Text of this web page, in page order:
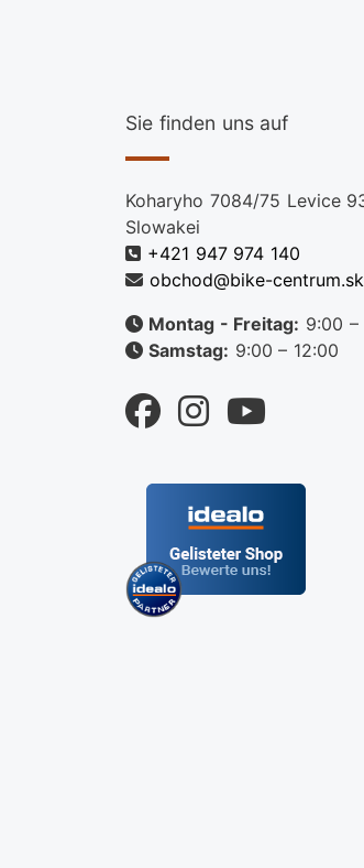
Sie finden uns auf
Koharyho 7084/75 Levice
Slowakei
+421 947 974 140
obchod@bike-centrum.sk
Montag - Freitag: 9:00 –
Samstag: 9:00 – 12:00